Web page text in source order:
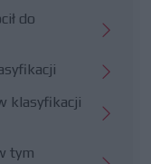
do
klasyfikacji
tym